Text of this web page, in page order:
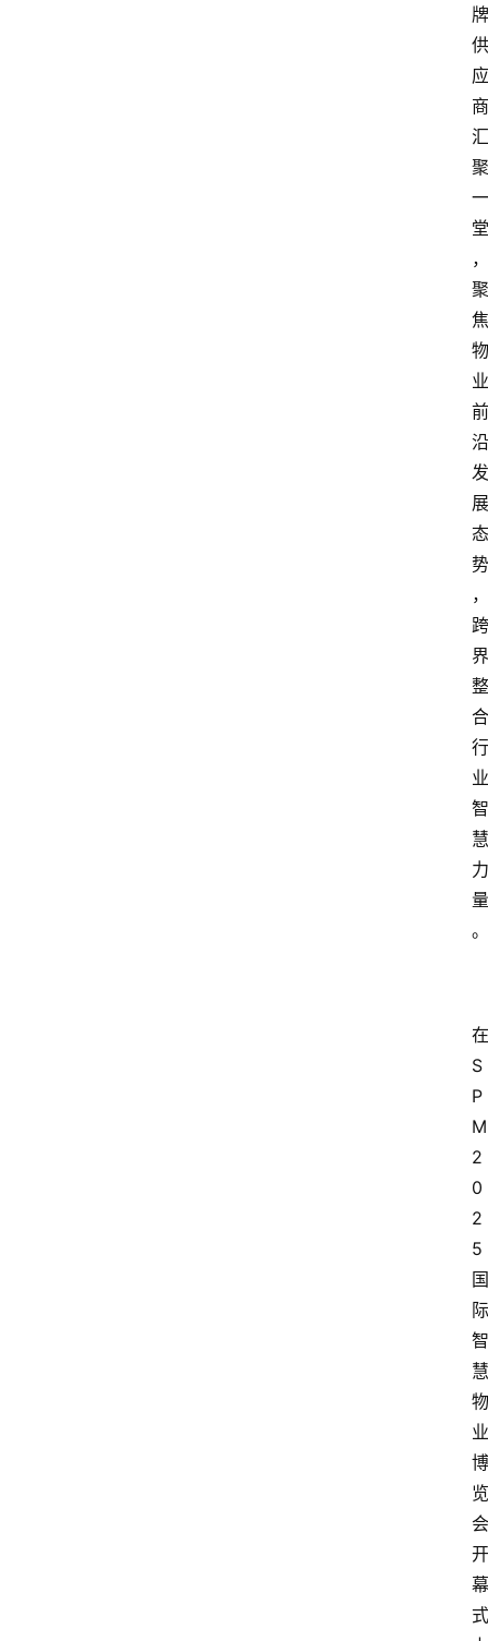
牌
供
应
商
汇
聚
一
堂
，
聚
焦
物
业
前
沿
发
展
态
势
，
跨
界
整
合
行
业
智
慧
力
量
。
在
S
P
M
2
0
2
5
国
际
智
慧
物
业
博
览
会
开
幕
式